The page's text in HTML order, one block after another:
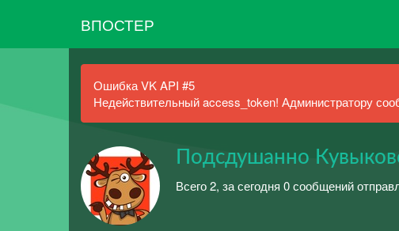
ВПОСТЕР
Ошибка VK API #5
Недействительный access_token! Администратору
Подсдушанно
Всего 2, за сегодня 0 сообщений